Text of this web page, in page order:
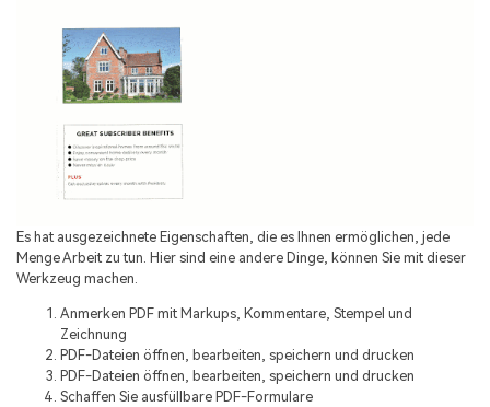
Es hat ausgezeichnete Eigenschaften, die es Ihnen ermöglichen, jede
Menge Arbeit zu tun. Hier sind eine andere Dinge, können Sie mit dieser
Werkzeug machen.
Anmerken PDF mit Markups, Kommentare, Stempel und
Zeichnung
PDF-Dateien öffnen, bearbeiten, speichern und drucken
PDF-Dateien öffnen, bearbeiten, speichern und drucken
Schaffen Sie ausfüllbare PDF-Formulare